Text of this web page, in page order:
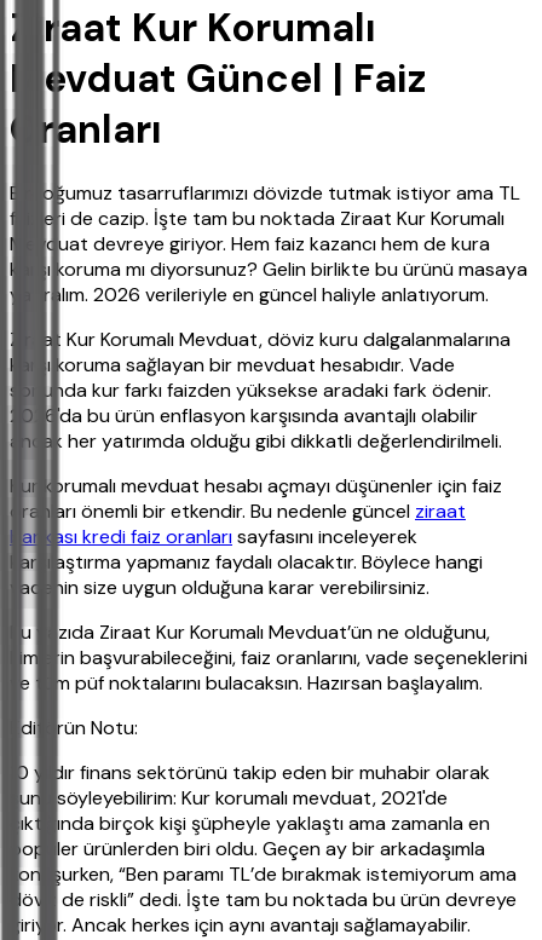
Ziraat Kur Korumalı
Mevduat Güncel | Faiz
Oranları
Birçoğumuz tasarruflarımızı dövizde tutmak istiyor ama TL
faizleri de cazip. İşte tam bu noktada Ziraat Kur Korumalı
Mevduat devreye giriyor. Hem faiz kazancı hem de kura
karşı koruma mı diyorsunuz? Gelin birlikte bu ürünü masaya
yatıralım. 2026 verileriyle en güncel haliyle anlatıyorum.
Ziraat Kur Korumalı Mevduat, döviz kuru dalgalanmalarına
karşı koruma sağlayan bir mevduat hesabıdır. Vade
sonunda kur farkı faizden yüksekse aradaki fark ödenir.
2026'da bu ürün enflasyon karşısında avantajlı olabilir
ancak her yatırımda olduğu gibi dikkatli değerlendirilmeli.
Kur korumalı mevduat hesabı açmayı düşünenler için faiz
oranları önemli bir etkendir. Bu nedenle güncel ziraat
bankası kredi faiz oranlarısayfasını inceleyerek
karşılaştırma yapmanız faydalı olacaktır. Böylece hangi
vadenin size uygun olduğuna karar verebilirsiniz.
Bu yazıda Ziraat Kur Korumalı Mevduat’ün ne olduğunu,
kimlerin başvurabileceğini, faiz oranlarını, vade seçeneklerini
ve tüm püf noktalarını bulacaksın. Hazırsan başlayalım.
Editörün Notu:
10 yıldır finans sektörünü takip eden bir muhabir olarak
şunu söyleyebilirim: Kur korumalı mevduat, 2021'de
çıktığında birçok kişi şüpheyle yaklaştı ama zamanla en
popüler ürünlerden biri oldu. Geçen ay bir arkadaşımla
konuşurken, “Ben paramı TL’de bırakmak istemiyorum ama
döviz de riskli” dedi. İşte tam bu noktada bu ürün devreye
giriyor. Ancak herkes için aynı avantajı sağlamayabilir.